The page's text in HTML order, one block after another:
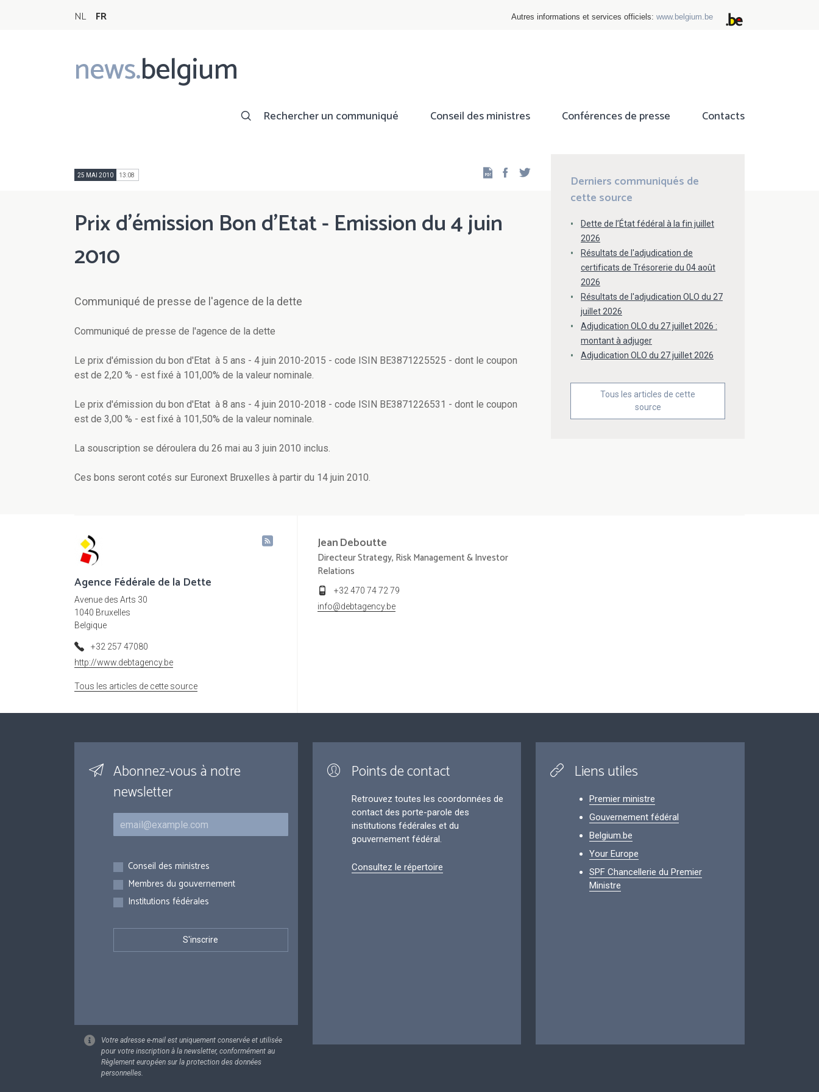
NL FR Autres informations et services officiels: www.belgium.be
news.belgium
Main
navigation
Rechercher un communiqué Conseil des ministres Conférences de presse Contacts
25 MAI 2010 13:08 Facebook
Prix d'émission Bon d'Etat - Emission du 4 juin
2010
Communiqué de presse de l'agence de la dette
Communiqué de presse de l'agence de la dette
Le prix d'émission du bon d'Etat à 5 ans - 4 juin 2010-2015 - code ISIN BE3871225525 - dont le coupon
est de 2,20 % - est fixé à 101,00% de la valeur nominale.
Le prix d'émission du bon d'Etat à 8 ans - 4 juin 2010-2018 - code ISIN BE3871226531 - dont le coupon
est de 3,00 % - est fixé à 101,50% de la valeur nominale.
La souscription se déroulera du 26 mai au 3 juin 2010 inclus.
Ces bons seront cotés sur Euronext Bruxelles à partir du 14 juin 2010.
Derniers communiqués de
cette source
Dette de l’État fédéral à la fin juillet
2026
Résultats de l'adjudication de
certificats de Trésorerie du 04 août
2026
Résultats de l'adjudication OLO du 27
juillet 2026
Adjudication OLO du 27 juillet 2026 :
montant à adjuger
Adjudication OLO du 27 juillet 2026
Tous les articles de cette
source
Agence Fédérale de la Dette
Avenue des Arts 30
1040 Bruxelles
Belgique
+32 257 47080
http://www.debtagency.be
Tous les articles de cette source
JeanDeboutte
Directeur Strategy, Risk Management & Investor
Relations
+32 470 74 72 79
info@debtagency.be
Abonnez-vous à notre
newsletter
Courriel
Inscriptions
Conseil des ministres
Membres du gouvernement
Institutions fédérales
Votre adresse e-mail est uniquement conservée et utilisée
pour votre inscription à la newsletter, conformément au
Règlement européen sur la protection des données
personnelles.
Points de contact
Retrouvez toutes les coordonnées de
contact des porte-parole des
institutions fédérales et du
gouvernement fédéral.
Consultez le répertoire
Liens utiles
Premier ministre
Gouvernement fédéral
Belgium.be
Your Europe
SPF Chancellerie du Premier
Ministre